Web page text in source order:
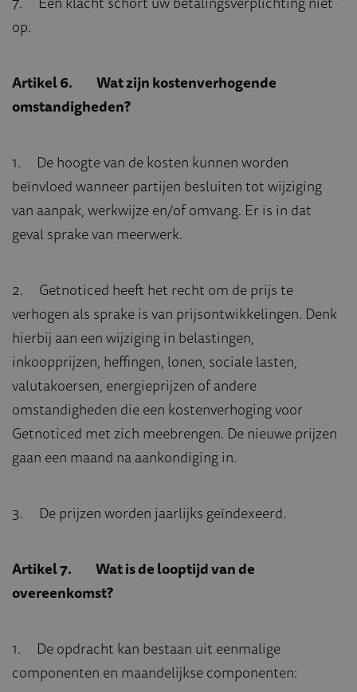
op.
Artikel 6. Wat zijn kostenverhogende
omstandigheden?
1. De hoogte van de kosten kunnen worden
beïnvloed wanneer partijen besluiten tot wijziging
van aanpak, werkwijze en/of omvang. Er is in dat
geval sprake van meerwerk.
2. Getnoticed heeft het recht om de prijs te
verhogen als sprake is van prijsontwikkelingen. Denk
hierbij aan een wijziging in belastingen,
inkoopprijzen, heffingen, lonen, sociale lasten,
valutakoersen, energieprijzen of andere
omstandigheden die een kostenverhoging voor
Getnoticed met zich meebrengen. De nieuwe prijzen
gaan een maand na aankondiging in.
3. De prijzen worden jaarlijks geïndexeerd.
Artikel 7. Wat is de looptijd van de
overeenkomst?
1. De opdracht kan bestaan uit eenmalige
componenten en maandelijkse componenten: